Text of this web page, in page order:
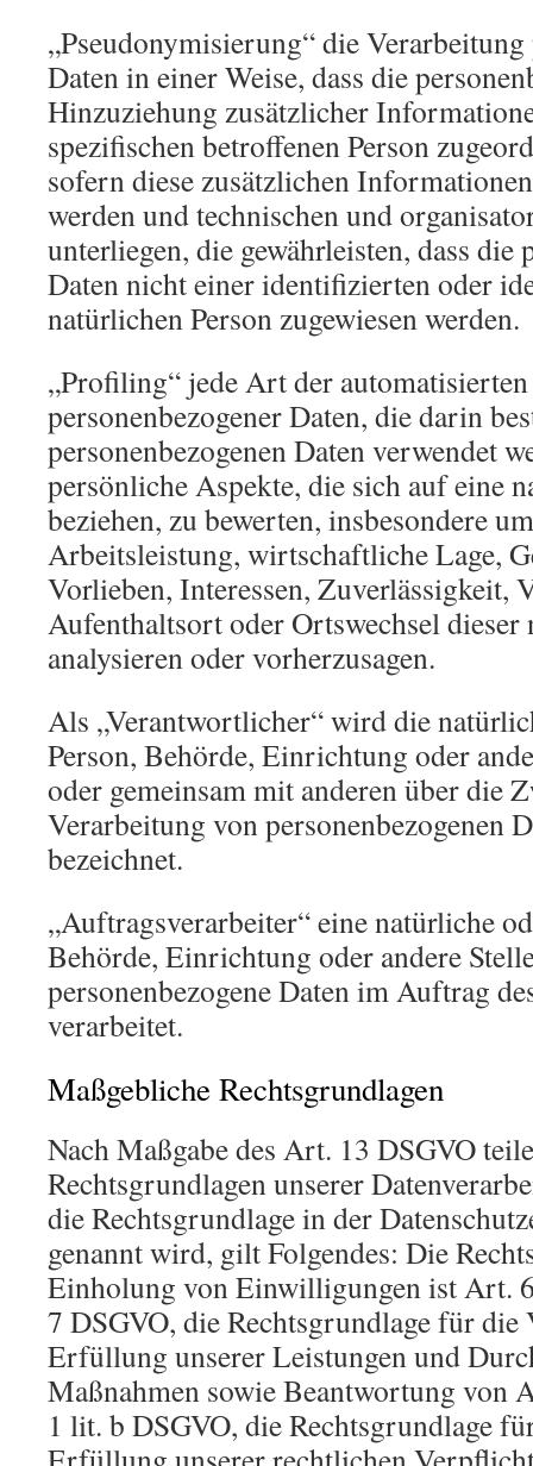
„Pseudonymisierung“ die Verarbeitung
Daten in einer Weise, dass die
Hinzuziehung zusätzlicher
spezifischen betroffenen Person
sofern diese zusätzlichen
werden und technischen und
unterliegen, die gewährleisten, dass die
Daten nicht einer identifizierten oder
natürlichen Person zugewiesen werden.
„Profiling“ jede Art der
personenbezogener Daten, die darin
personenbezogenen Daten verwendet
persönliche Aspekte, die sich auf eine
beziehen, zu bewerten, insbesondere
Arbeitsleistung, wirtschaftliche Lage,
Vorlieben, Interessen, Zuverlässigkeit,
Aufenthaltsort oder Ortswechsel dieser
analysieren oder vorherzusagen.
Als „Verantwortlicher“ wird die
Person, Behörde, Einrichtung oder
oder gemeinsam mit anderen über die
Verarbeitung von personenbezogenen
bezeichnet.
„Auftragsverarbeiter“ eine natürliche
Behörde, Einrichtung oder andere
personenbezogene Daten im Auftrag
verarbeitet.
Maßgebliche Rechtsgrundlagen
Nach Maßgabe des Art. 13 DSGVO
Rechtsgrundlagen unserer
die Rechtsgrundlage in der
genannt wird, gilt Folgendes: Die
Einholung von Einwilligungen ist Art.
7 DSGVO, die Rechtsgrundlage für die
Erfüllung unserer Leistungen und
Maßnahmen sowie Beantwortung von
1 lit. b DSGVO, die Rechtsgrundlage